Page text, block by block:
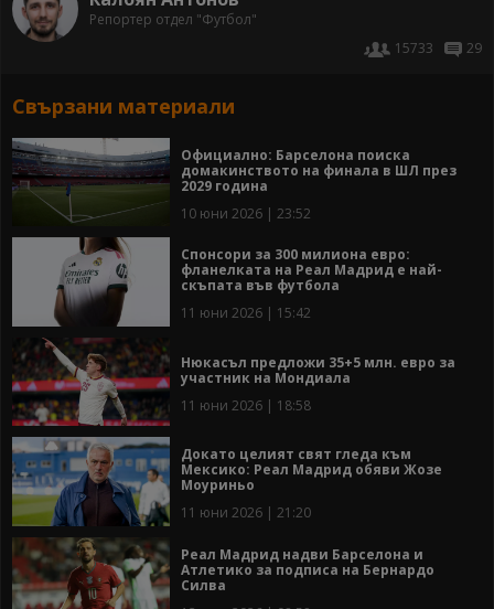
Репортер отдел "Футбол"
15733
29
Свързани материали
Официално: Барселона поиска
домакинството на финала в ШЛ през
2029 година
10 юни 2026 | 23:52
Спонсори за 300 милиона евро:
фланелката на Реал Мадрид е най-
скъпата във футбола
11 юни 2026 | 15:42
Нюкасъл предложи 35+5 млн. евро за
участник на Мондиала
11 юни 2026 | 18:58
Докато целият свят гледа към
Мексико: Реал Мадрид обяви Жозе
Моуриньо
11 юни 2026 | 21:20
Реал Мадрид надви Барселона и
Атлетико за подписа на Бернардо
Силва